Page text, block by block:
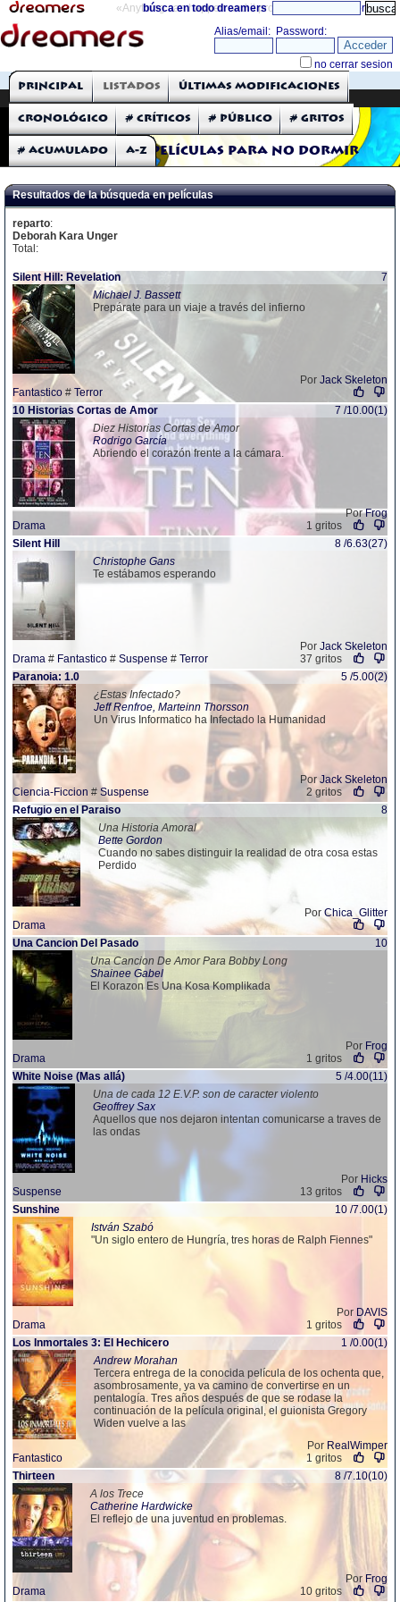
«Anything can happen and it probably will» directorio
búsca en todo dreamers
THE DREAMERS
Críticas: Películas
Películas para no dormir
Principal Listados Últimas modificaciones
Cronológico # Críticos # Público # Gritos
# Acumulado A-Z
Resultados de la búsqueda en películas
reparto:
Deborah Kara Unger
Total:
Silent Hill: Revelation
7
Michael J. Bassett
Prepárate para un viaje a través del infierno
Por Jack Skeleton
Fantastico # Terror
10 Historias Cortas de Amor
7 /10.00(1)
Diez Historias Cortas de Amor
Rodrigo García
Abriendo el corazón frente a la cámara.
PorFrog
Drama
1 gritos
Silent Hill
8 /6.63(27)
Christophe Gans
Te estábamos esperando
Por Jack Skeleton
Drama # Fantastico # Suspense # Terror
37 gritos
Paranoia: 1.0
5 /5.00(2)
¿Estas Infectado?
Jeff Renfroe, Marteinn Thorsson
Un Virus Informatico ha Infectado la Humanidad
PorJack Skeleton
Ciencia-Ficcion # Suspense
2 gritos
Refugio en el Paraiso
8
Una Historia Amoral
Bette Gordon
Cuando no sabes distinguir la realidad de otra cosa estas
Perdido
Por Chica_Glitter
Drama
Una Cancion Del Pasado
10
Una Cancion De Amor Para Bobby Long
Shainee Gabel
El Korazon Es Una Kosa Komplikada
Por Frog
Drama
1 gritos
White Noise (Mas allá)
5 /4.00(11)
Una de cada 12 E.V.P. son de caracter violento
Geoffrey Sax
Aquellos que nos dejaron intentan comunicarse a traves de
las ondas
Por Hicks
Suspense
13 gritos
Sunshine
10 /7.00(1)
István Szabó
"Un siglo entero de Hungría, tres horas de Ralph Fiennes"
Por DAVIS
Drama
1 gritos
Los Inmortales 3: El Hechicero
1 /0.00(1)
Andrew Morahan
Tercera entrega de la conocida película de los ochenta que,
asombrosamente, ya va camino de convertirse en un
pentalogía. Tres años después de que se rodase la
continuación de la película original, el guionista Gregory
Widen vuelve a las
Por RealWimper
Fantastico
1 gritos
Thirteen
8 /7.10(10)
A los Trece
Catherine Hardwicke
El reflejo de una juventud en problemas.
Por Frog
Drama
10 gritos